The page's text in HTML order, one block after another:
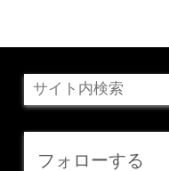
フォローする